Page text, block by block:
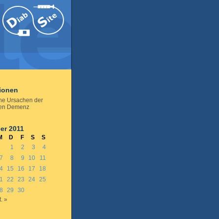
Ursachen der
Demenz
2011
D F S
S
1
2 3
4
7 8 9 10
11
15 16 17
18
22 23 24 25
29
30
»